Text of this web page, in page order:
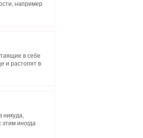
например
в себе
и растопят в
иногда